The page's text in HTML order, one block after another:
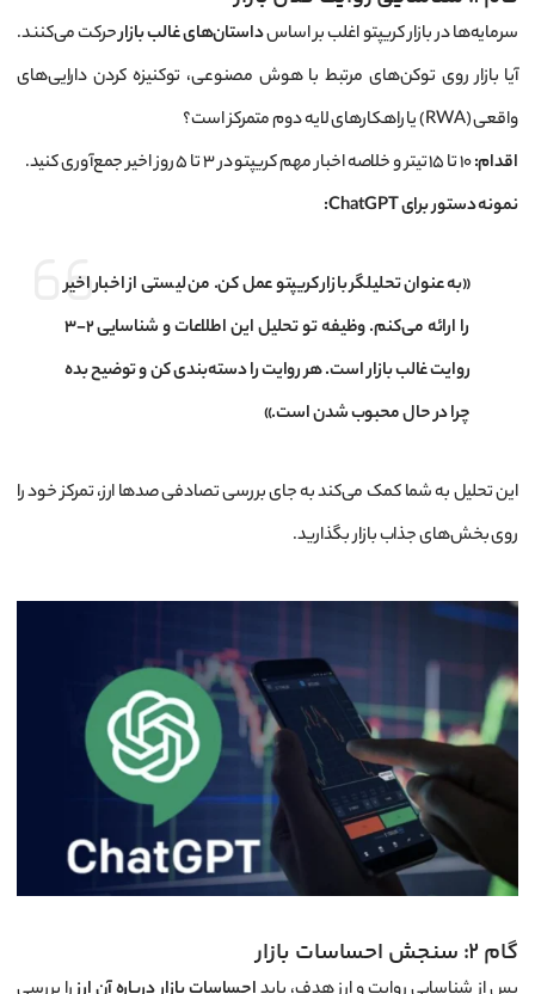
سرمایه‌ها در بازار کریپتو اغلب بر اساسداستان‌های غالب بازارحرکت می‌کنند.
آیا بازار روی توکن‌های مرتبط با هوش مصنوعی، توکنیزه کردن دارایی‌های
واقعی (RWA) یا راهکارهای لایه دوم متمرکز است؟
اقدام:۱۰ تا ۱۵ تیتر و خلاصه اخبار مهم کریپتو در ۳ تا ۵ روز اخیر جمع‌آوری کنید.
نمونه دستور برای ChatGPT:
«به عنوان تحلیلگر بازار کریپتو عمل کن. من لیستی از اخبار اخیر
را ارائه می‌کنم. وظیفه تو تحلیل این اطلاعات و شناسایی ۲-۳
روایت غالب بازار است. هر روایت را دسته‌بندی کن و توضیح بده
چرا در حال محبوب شدن است.»
این تحلیل به شما کمک می‌کند به جای بررسی تصادفی صدها ارز، تمرکز خود را
روی بخش‌های جذاب بازار بگذارید.
گام ۲: سنجش احساسات بازار